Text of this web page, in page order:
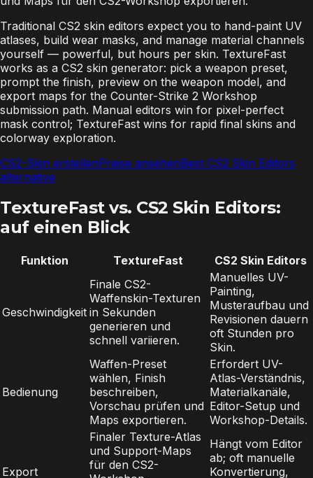
Traditional CS2 skin editors expect you to hand-paint UV
atlases, build wear masks, and manage material channels
yourself — powerful, but hours per skin. TextureFast
works as a CS2 skin generator: pick a weapon preset,
prompt the finish, preview on the weapon model, and
export maps for the Counter-Strike 2 Workshop
submission path. Manual editors win for pixel-perfect
mask control; TextureFast wins for rapid final skins and
colorway exploration.
CS2-Skin erstellenPreise ansehenBest CS2 Skin Editors
alternative
TextureFast vs. CS2 Skin Editors:
auf einen Blick
Funktion TextureFast CS2 Skin Editors
Geschwindigkeit
Finale CS2-
Waffenskin-Texturen
in Sekunden
generieren und
schnell variieren.
Manuelles UV-
Painting,
Musteraufbau und
Revisionen dauern
oft Stunden pro
Skin.
Bedienung
Waffen-Preset
wählen, Finish
beschreiben,
Vorschau prüfen und
Maps exportieren.
Erfordert UV-
Atlas-Verständnis,
Materialkanäle,
Editor-Setup und
Workshop-Details.
Export
Finaler Texture-Atlas
und Support-Maps
für den CS2-
Hängt vom Editor
ab; oft manuelle
Konvertierung,